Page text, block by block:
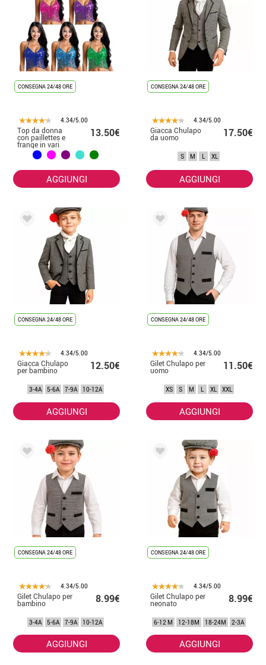
CONSEGNA 24/48 ORE
4.34/5.00
Top da donna
con paillettes e
frange in vari
colori
13.50€
AGGIUNGI
CONSEGNA 24/48 ORE
4.34/5.00
Giacca Chulapo
da uomo 17.50€
S M L XL
AGGIUNGI
CONSEGNA 24/48 ORE
4.34/5.00
Giacca Chulapo
per bambino 12.50€
3-4A 5-6A 7-9A 10-12A
AGGIUNGI
CONSEGNA 24/48 ORE
4.34/5.00
Gilet Chulapo per
uomo 11.50€
XS S M L XL XXL
AGGIUNGI
CONSEGNA 24/48 ORE
4.34/5.00
Gilet Chulapo per
bambino 8.99€
3-4A 5-6A 7-9A 10-12A
AGGIUNGI
CONSEGNA 24/48 ORE
4.34/5.00
Gilet Chulapo per
neonato 8.99€
6-12 M 12-18M 18-24M 2-3A
AGGIUNGI